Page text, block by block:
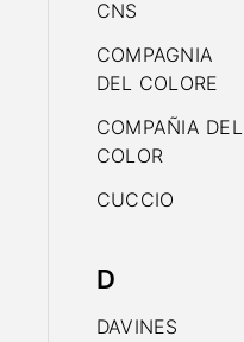
CNS
COMPAGNIA
DEL COLORE
COMPAÑIA DEL
COLOR
CUCCIO
D
DAVINES